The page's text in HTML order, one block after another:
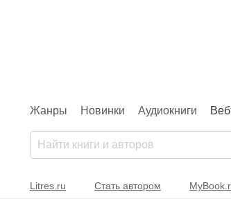
Жанры Новинки Аудиокниги
Litres.ru Стать автором